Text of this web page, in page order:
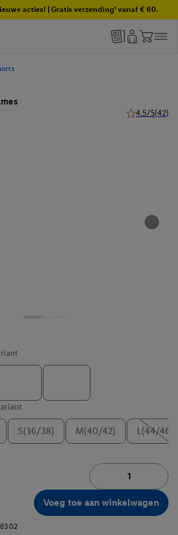
acties! | Gratis verzending¹ vanaf € 60.
4.5/5(42)
S(36/38) M(40/42) L(44/46)
Voeg toe aan winkelwagen